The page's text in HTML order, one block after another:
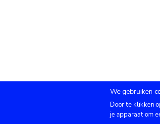
Submenu
Agenda Pers
We gebruiken
Door te klikken
je apparaat om